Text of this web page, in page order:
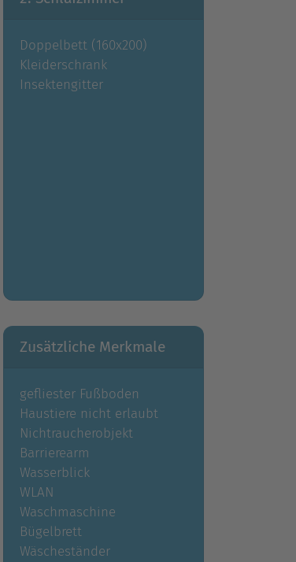
Doppelbett (160x200)
Kleiderschrank
Insektengitter
Zusätzliche Merkmale
gefliester Fußboden
Haustiere nicht erlaubt
Nichtraucherobjekt
Barrierearm
Wasserblick
WLAN
Waschmaschine
Bügelbrett
Wäscheständer